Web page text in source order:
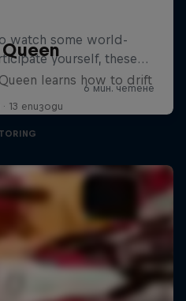
learns how to drift
13 епизоди